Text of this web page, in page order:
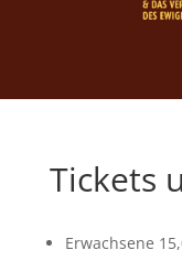
Tickets
Erwachsene